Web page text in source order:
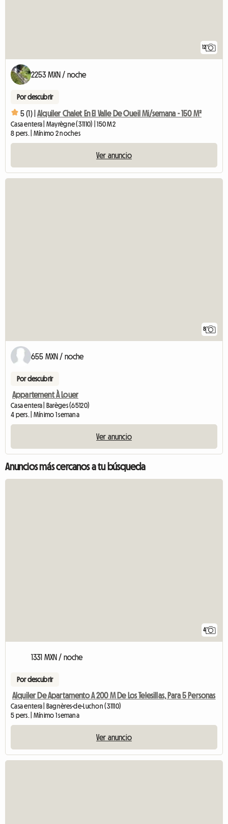
12
2253 MXN / noche
Por descubrir
5 (1) | Alquiler Chalet En El Valle De Oueil Mi/semana - 150 M²
Casa entera | Mayrègne (31110) | 150 M2
8 pers. | Mínimo 2 noches
Ver anuncio
8
655 MXN / noche
Por descubrir
Appartement À Louer
Casa entera | Barèges (65120)
4 pers. | Mínimo 1 semana
Ver anuncio
Anuncios más cercanos a tu búsqueda
4
1331 MXN / noche
Por descubrir
Alquiler De Apartamento A 200 M De Los Telesillas, Para 5 Personas
Casa entera | Bagnères-de-Luchon (31110)
5 pers. | Mínimo 1 semana
Ver anuncio